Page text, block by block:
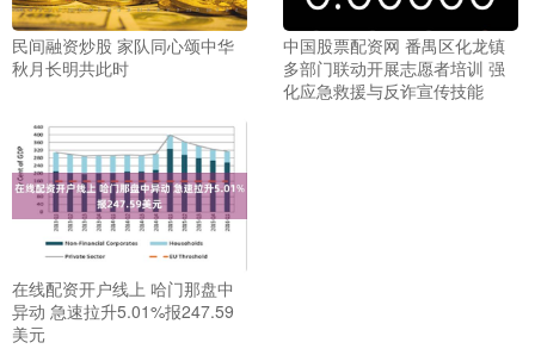
民间融资炒股 家队同心颂中华
秋月长明共此时
中国股票配资网 番禺区化龙镇
多部门联动开展志愿者培训 强
化应急救援与反诈宣传技能
在线配资开户线上 哈门那盘中
异动 急速拉升5.01%报247.59
美元